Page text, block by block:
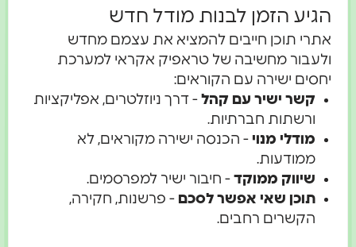
הגיע הזמן לבנות מודל חדש
אתרי תוכן חייבים להמציא את עצמם מחדש
ולעבור מחשיבה של טראפיק אקראי למערכת
יחסים ישירה עם הקוראים:
קשר ישיר עם קהל - דרך ניוזלטרים, אפליקציות
ורשתות חברתיות.
מודלי מנוי - הכנסה ישירה מקוראים, לא
ממודעות.
שיווק ממוקד - חיבור ישיר למפרסמים.
תוכן שאי אפשר לסכם - פרשנות, חקירה,
הקשרים רחבים.